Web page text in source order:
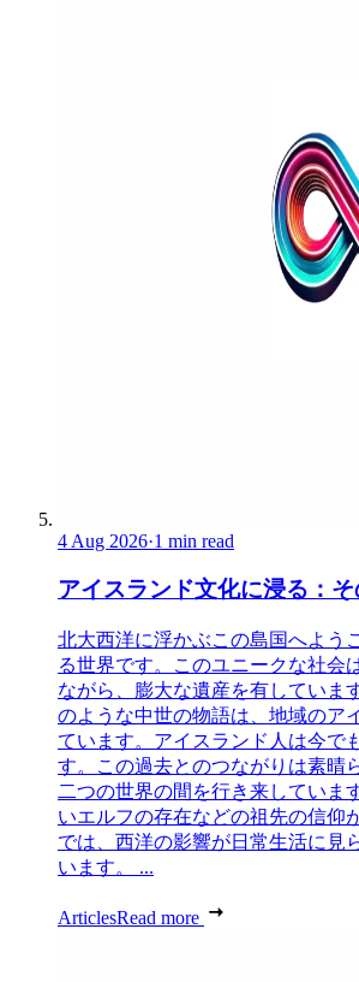
4 Aug 2026·1 min read
アイスランド文化に浸る：
北大西洋に浮かぶこの島国へよう
る世界です。このユニークな社会
ながら、膨大な遺産を有していま
のような中世の物語は、地域のア
ています。アイスランド人は今で
す。この過去とのつながりは素晴
二つの世界の間を行き来していま
いエルフの存在などの祖先の信仰
では、西洋の影響が日常生活に見
います。 ...
ArticlesRead more